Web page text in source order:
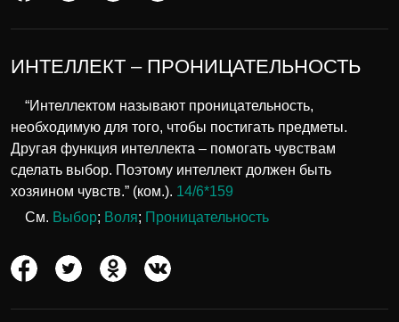
ИНТЕЛЛЕКТ – ПРОНИЦАТЕЛЬНОСТЬ
“Интеллектом называют проницательность,
необходимую для того, чтобы постигать предметы.
Другая функция интеллекта – помогать чувствам
сделать выбор. Поэтому интеллект должен быть
хозяином чувств.” (ком.). 14/6*159
См. Выбор; Воля; Проницательность